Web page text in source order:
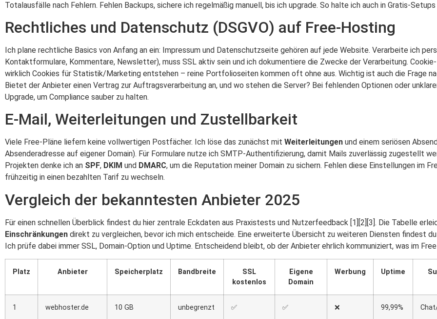
Totalausfälle nach Fehlern. Fehlen Backups, sichere ich regelmäßig manuell, bis ich upgrade. So halte ich auch in Gratis-
Rechtliches und Datenschutz (DSGVO) auf Free-Hosting
Ich plane rechtliche Basics von Anfang an ein: Impressum und Datenschutzseite gehören auf jede Website. Verarbeite ich
Kontaktformulare, Kommentare, Newsletter), muss SSL aktiv sein und ich dokumentiere die Zwecke der Verarbeitung.
wirklich Cookies für Statistik/Marketing entstehen – reine Portfolioseiten kommen oft ohne aus. Wichtig ist auch die Frage
Bietet der Anbieter einen Vertrag zur Auftragsverarbeitung an, und wo stehen die Server? Bei fehlenden Optionen oder
Upgrade, um Compliance sauber zu halten.
E-Mail, Weiterleitungen und Zustellbarkeit
Viele Free-Pläne liefern keine vollwertigen Postfächer. Ich löse das zunächst mit Weiterleitungen und einem seriösen
Absenderadresse auf eigener Domain). Für Formulare nutze ich SMTP-Authentifizierung, damit Mails zuverlässig zugestellt
Projekten denke ich an SPF, DKIM und DMARC, um die Reputation meiner Domain zu sichern. Fehlen diese Einstellungen im
frühzeitig in einen bezahlten Tarif zu wechseln.
Vergleich der bekanntesten Anbieter 2025
Für einen schnellen Überblick findest du hier zentrale Eckdaten aus Praxistests und Nutzerfeedback [1][2][3]. Die Tabelle
Einschränkungen direkt zu vergleichen, bevor ich mich entscheide. Eine erweiterte Übersicht zu weiteren Diensten findest
Ich prüfe dabei immer SSL, Domain-Option und Uptime. Entscheidend bleibt, ob der Anbieter ehrlich kommuniziert, was im
Platz Anbieter Speicherplatz Bandbreite
SSL
kostenlos
Eigene
Domain
Werbung Uptime
1 webhoster.de 10 GB unbegrenzt ✅ ✅ ❌ 99,99%